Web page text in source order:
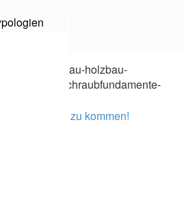
Übersicht zu kommen!